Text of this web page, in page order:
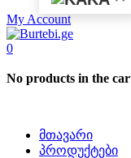
My Account
0
No products in the
მთავარი
პროდუქტები